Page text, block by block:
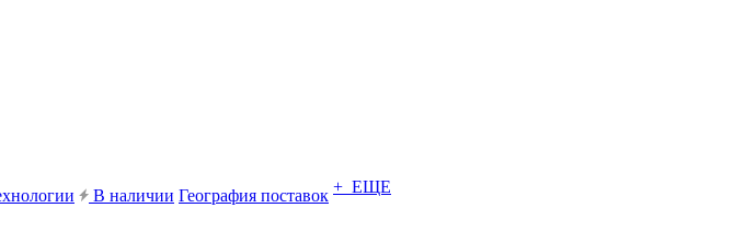
В наличии География поставок + ЕЩЕ